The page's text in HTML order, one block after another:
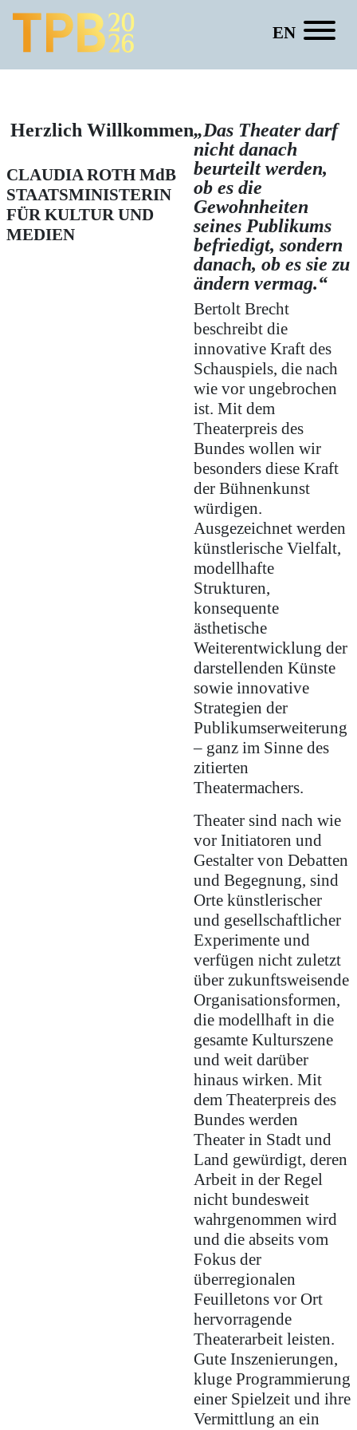
EN
Herzlich Willkommen
CLAUDIA ROTH MdB
STAATSMINISTERIN
FÜR KULTUR UND
MEDIEN
„Das Theater darf
nicht danach
beurteilt werden,
ob es die
Gewohnheiten
seines Publikums
befriedigt, sondern
danach, ob es sie zu
ändern vermag.“
Bertolt Brecht
beschreibt die
innovative Kraft des
Schauspiels, die nach
wie vor ungebrochen
ist. Mit dem
Theaterpreis des
Bundes wollen wir
besonders diese Kraft
der Bühnenkunst
würdigen.
Ausgezeichnet werden
künstlerische Vielfalt,
modellhafte
Strukturen,
konsequente
ästhetische
Weiterentwicklung der
darstellenden Künste
sowie innovative
Strategien der
Publikumserweiterung
– ganz im Sinne des
zitierten
Theatermachers.
Theater sind nach wie
vor Initiatoren und
Gestalter von Debatten
und Begegnung, sind
Orte künstlerischer
und gesellschaftlicher
Experimente und
verfügen nicht zuletzt
über zukunftsweisende
Organisationsformen,
die modellhaft in die
gesamte Kulturszene
und weit darüber
hinaus wirken. Mit
dem Theaterpreis des
Bundes werden
Theater in Stadt und
Land gewürdigt, deren
Arbeit in der Regel
nicht bundesweit
wahrgenommen wird
und die abseits vom
Fokus der
überregionalen
Feuilletons vor Ort
hervorragende
Theaterarbeit leisten.
Gute Inszenierungen,
kluge Programmierung
einer Spielzeit und ihre
Vermittlung an ein